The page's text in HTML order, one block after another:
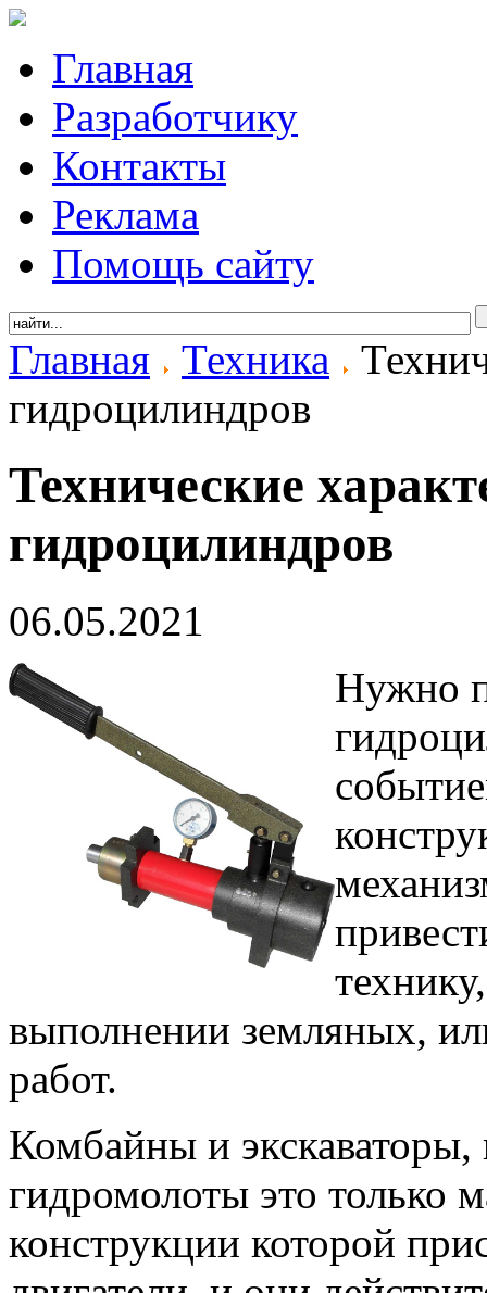
Главная
Разработчику
Контакты
Реклама
Помощь сайту
Главная Техника
гидроцилиндров
Технические
гидроцилиндров
06.05.2021
Нужно
выполнении земляных,
работ.
Комбайны и
гидромолоты это только
конструкции которой